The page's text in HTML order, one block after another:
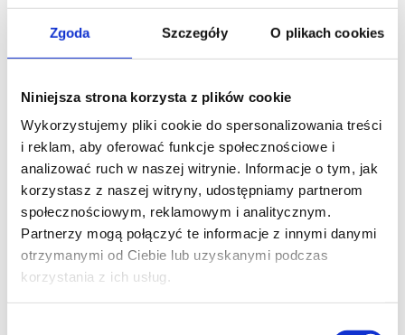
Zgoda Szczegóły O plikach cookies
Niniejsza strona korzysta z plików cookie
Wykorzystujemy pliki cookie do spersonalizowania treści
i reklam, aby oferować funkcje społecznościowe i
analizować ruch w naszej witrynie. Informacje o tym, jak
korzystasz z naszej witryny, udostępniamy partnerom
społecznościowym, reklamowym i analitycznym.
Partnerzy mogą połączyć te informacje z innymi danymi
otrzymanymi od Ciebie lub uzyskanymi podczas
korzystania z ich usług.
Luboińskiidr Tomasz Szymański:
Uszkodzenia rogu tylnego łąkotek. Jak je zobaczyć i
jak leczyć?–dr Ł. Luboiński
Niestabilność wtórna kolana. Co przeoczyłem
Czy wykonywanie rutynowego badania CT w
złamaniach trójkostkowych jest konieczne? – ile
przeoczamy?–dr T. Szymański,dr U. Zdanowicz.
Więcej informacji o Sympozjum: https://konczyna-
dolna.pl.